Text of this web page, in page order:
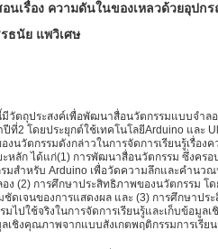
นเรื่อง ความดันในของเหลวด้วยอุปก
ธนัย แพวิเศษ
ประสงค์เพื่อพัฒนาสื่อนวัตกรรมแบบจำลอง
ที่2 โดยประยุกต์ใช้เทคโนโลยีArduino และ
นวัตกรรมดังกล่าวในการจัดการเรียนรู้เรื่อง
ะหลัก ได้แก่(1) การพัฒนาสื่อนวัตกรรม ซึ่งคร
มสำหรับ Arduino เพื่อวัดความลึกและคำนว
ง (2) การศึกษาประสิทธิภาพของนวัตกรรม โ
ชัดเจนของการแสดงผล และ (3) การศึกษาปร
มไปใช้จริงในการจัดการเรียนรู้และเก็บข้อมู
เชิงคุณภาพจากแบบสังเกตพฤติกรรมการเรี